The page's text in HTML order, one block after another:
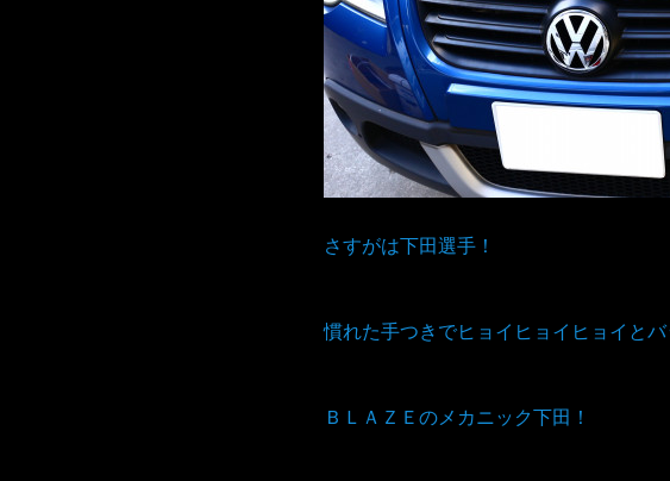
さすがは下田選手！
慣れた手つきでヒョイヒョイヒョイと
ＢＬＡＺＥのメカニック下田！